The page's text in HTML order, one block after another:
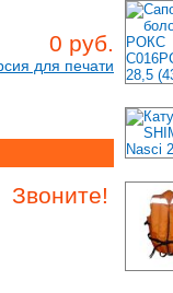
0 руб.
для печати
Звоните!